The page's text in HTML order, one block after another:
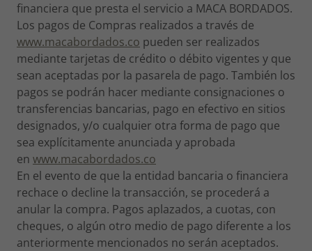
financiera que presta el servicio a MACA BORDADOS.
Los pagos de Compras realizados a través de
www.macabordados.co pueden ser realizados
mediante tarjetas de crédito o débito vigentes y que
sean aceptadas por la pasarela de pago. También los
pagos se podrán hacer mediante consignaciones o
transferencias bancarias, pago en efectivo en sitios
designados, y/o cualquier otra forma de pago que
sea explícitamente anunciada y aprobada
en www.macabordados.co
En el evento de que la entidad bancaria o financiera
rechace o decline la transacción, se procederá a
anular la compra. Pagos aplazados, a cuotas, con
cheques, o algún otro medio de pago diferente a los
anteriormente mencionados no serán aceptados.